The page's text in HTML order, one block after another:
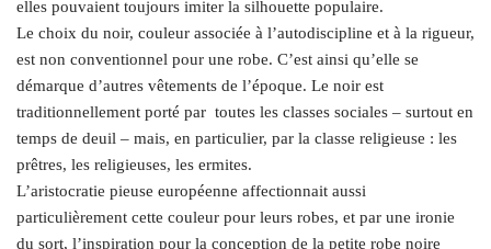
elles pouvaient toujours imiter la silhouette populaire.
Le choix du noir, couleur associée à l’autodiscipline et à la rigueur,
est non conventionnel pour une robe. C’est ainsi qu’elle se
démarque d’autres vêtements de l’époque. Le noir est
traditionnellement porté par toutes les classes sociales – surtout en
temps de deuil – mais, en particulier, par la classe religieuse : les
prêtres, les religieuses, les ermites.
L’aristocratie pieuse européenne affectionnait aussi
particulièrement cette couleur pour leurs robes, et par une ironie
du sort, l’inspiration pour la conception de la petite robe noire